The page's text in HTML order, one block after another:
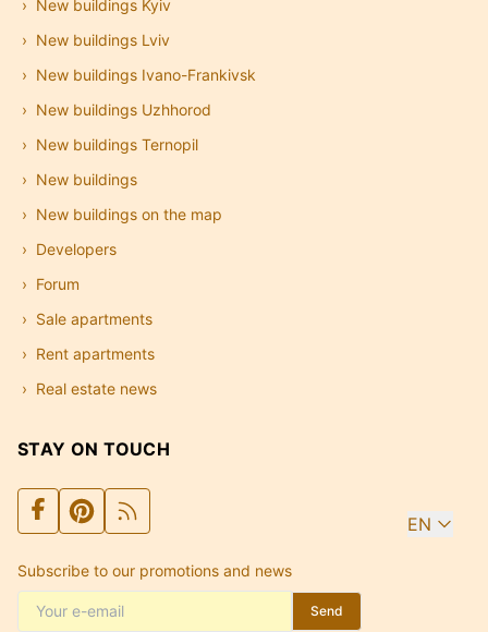
New buildings Kyiv
New buildings Lviv
New buildings Ivano-Frankivsk
New buildings Uzhhorod
New buildings Ternopil
New buildings
New buildings on the map
Developers
Forum
Sale apartments
Rent apartments
Real estate news
STAY ON TOUCH
EN
Subscribe to our promotions and news
Send